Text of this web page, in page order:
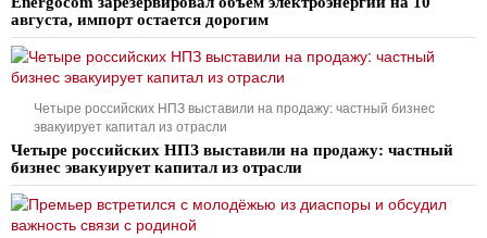
августа, импорт остается дорогим
Четыре российских НПЗ выставили на продажу: частный бизнес
эвакуирует капитал из отрасли
Четыре российских НПЗ выставили на продажу: частный
бизнес эвакуирует капитал из отрасли